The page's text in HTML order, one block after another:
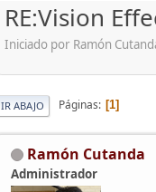
RE:Vision
Iniciado por Ramón
IR ABAJO Páginas 1
Ramón Cutanda
Administrador